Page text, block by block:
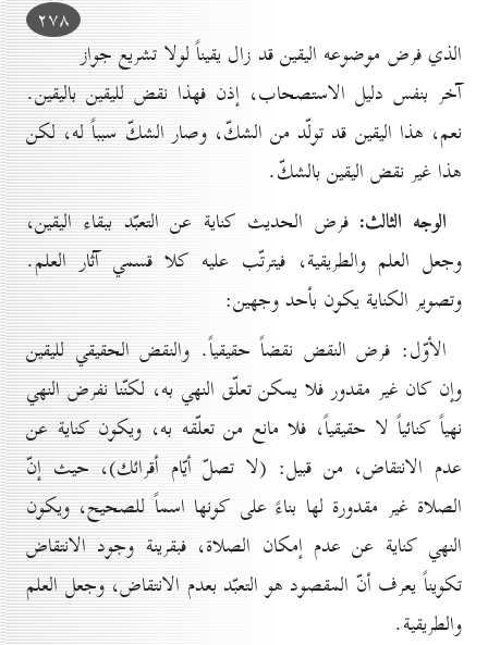
۲۷۸
الذي فرض موضوعه اليقين قد زال يقيناً لولا تشريع جواز
آخر بنفس دليل الاستصحاب، إذن فهذا نقض لليقين باليقين.
نعم، هذا اليقين قد تولّد من الشكّ، وصار الشكّ سبباً له، لكن
هذا غير نقض اليقين بالشكّ.
الوجه الثالث: فرض الحديث كناية عن التعبّد ببقاء اليقين،
وجعل العلم والطريقية، فيترتّب عليه كلا قسمي آثار العلم.
وتصوير الكناية يكون بأحد وجهين:
الأوّل: فرض النقض نقضاً حقيقياً. والنقض الحقيقي لليقين
وإن كان غير مقدور فلا يمكن تعلّق النهي به، لكنّنا نفرض النهي
نهياً كنائياً لا حقيقياً، فلا مانع من تعلّقه به، ويكون كناية عن
عدم الانتقاض، من قبيل: (لا تصلّ أيّام أقرائك)، حيث إنّ
الصلاة غير مقدورة لها بناءً على كونها اسماً للصحيح، ويكون
النهي كناية عن عدم إمكان الصلاة، فبقرينة وجود الانتقاض
تكويناً يعرف أنّ المقصود هو التعبّد بعدم الانتقاض، وجعل العلم
والطريقية.